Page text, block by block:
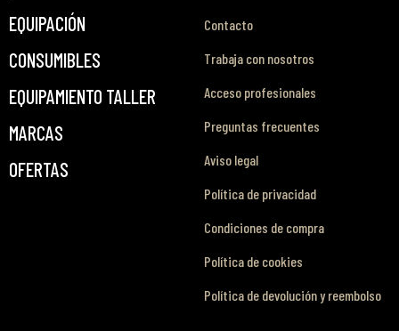
EQUIPACIÓN
CONSUMIBLES
EQUIPAMIENTO TALLER
MARCAS
OFERTAS
Contacto
Trabaja con nosotros
Acceso profesionales
Preguntas frecuentes
Aviso legal
Política de privacidad
Condiciones de compra
Política de cookies
Política de devolución y reembolso